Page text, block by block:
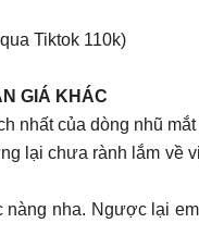
Tiktok 110k)
GIÁ KHÁC
nhất của dòng nhũ
lại chưa rành lắm về
nha. Ngược lại